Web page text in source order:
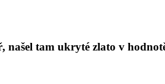
tam ukryté zlato v